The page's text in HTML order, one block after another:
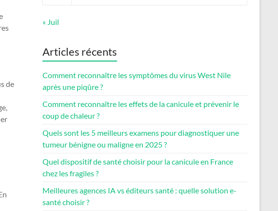
de
« Juil
Articles récents
Comment reconnaître les symptômes du virus West Nile
après une piqûre ?
Comment reconnaître les effets de la canicule et prévenir le
coup de chaleur ?
Quels sont les 5 meilleurs examens pour diagnostiquer une
tumeur bénigne ou maligne en 2025 ?
Quel dispositif de santé choisir pour la canicule en France
chez les fragiles ?
Meilleures agences IA vs éditeurs santé : quelle solution e-
santé choisir ?